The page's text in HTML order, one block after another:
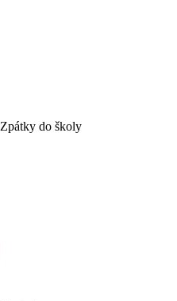
Zpátky do školy